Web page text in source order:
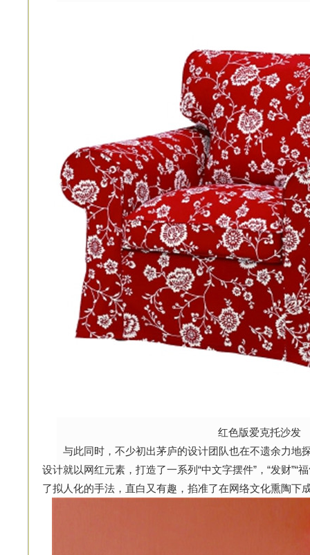
红色版爱克托沙发
与此同时，不少初出茅庐的设计团队也在不遗余力地探
设计就以网红元素，打造了一系列“中文字摆件”，“发财”“
了拟人化的手法，直白又有趣，掐准了在网络文化熏陶下